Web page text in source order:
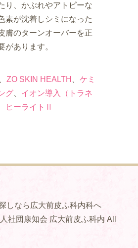
り、かぶれやアトピーな
素が沈着しシミになった
膚のターンオーバーを正
があります。
ZO SKIN HEALTH
ケミ
グ
イオン導入（トラネ
ヒーライトⅡ
しなら広大前皮ふ科内科へ
社団康知会 広大前皮ふ科内 All